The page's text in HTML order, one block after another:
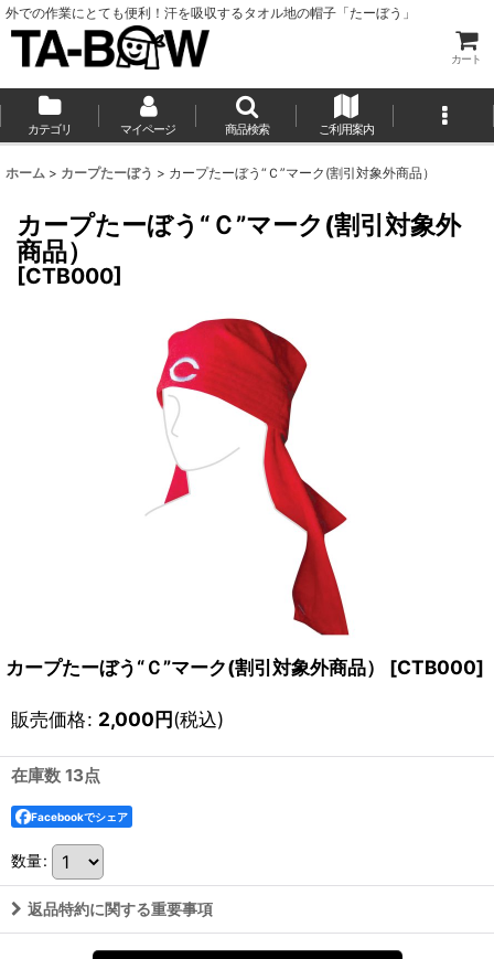
外での作業にとても便利！汗を吸収するタオル地の帽子「たーぼう」
カート
カテゴリ マイページ 商品検索 ご利用案内
ホーム > カープたーぼう > カープたーぼう“Ｃ”マーク(割引対象外商品）
カープたーぼう“Ｃ”マーク(割引対象外
商品）
[CTB000]
カープたーぼう“Ｃ”マーク(割引対象外商品） [CTB000]
販売価格: 2,000円(税込)
在庫数 13点
Facebookでシェア
数量:
返品特約に関する重要事項